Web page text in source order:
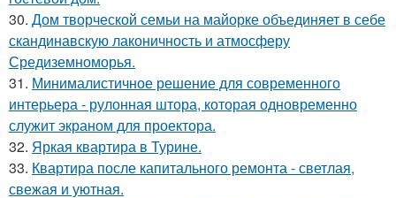
30. Дом творческой семьи на майорке объединяет в себе
скандинавскую лаконичность и атмосферу
Средиземноморья.
31. Минималистичное решение для современного
интерьера - рулонная штора, которая одновременно
служит экраном для проектора.
32. Яркая квартира в Турине.
33. Квартира после капитального ремонта - светлая,
свежая и уютная.